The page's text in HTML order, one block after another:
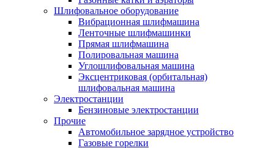
Шлифовальное оборудование
Вибрационная шлифмашина
Ленточные шлифмашинки
Прямая шлифмашина
Полировальная машина
Углошлифовальная машина
Эксцентриковая (орбитальная)
шлифовальная машина
Электростанции
Бензиновые электростанции
Прочие
Автомобильное зарядное устройство
Газовые горелки